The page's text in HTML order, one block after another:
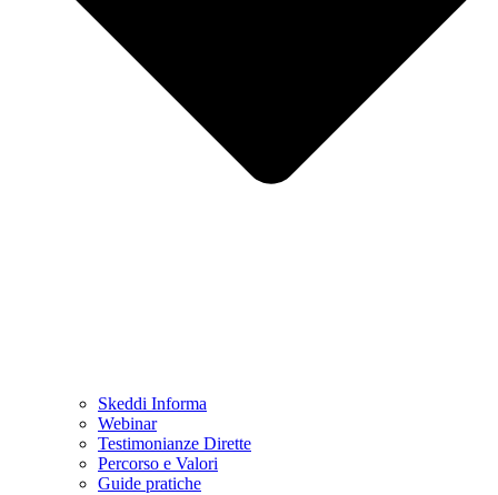
Skeddi Informa
Webinar
Testimonianze Dirette
Percorso e Valori
Guide pratiche